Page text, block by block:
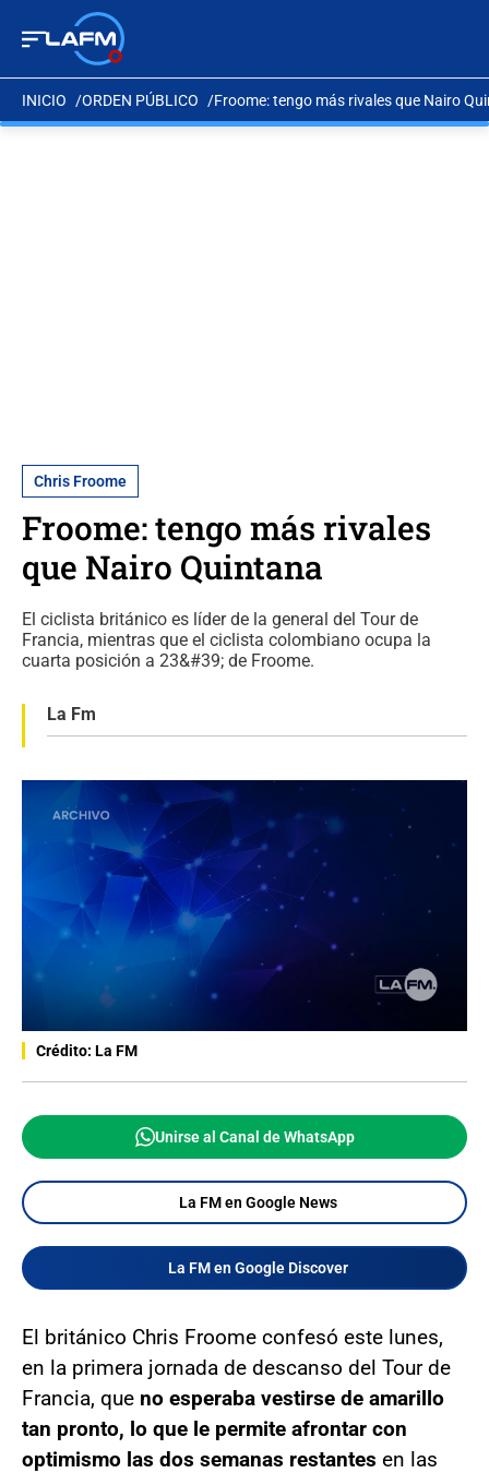
INICIO ORDEN PÚBLICO Froome: tengo más rivales que Nairo
Chris Froome
Froome: tengo más rivales
que Nairo Quintana
El ciclista británico es líder de la general del Tour de
Francia, mientras que el ciclista colombiano ocupa la
cuarta posición a 23&#39; de Froome.
La Fm
Crédito: La FM
Unirse al Canal de WhatsApp
La FM en Google News
La FM en Google Discover
El británico Chris Froome confesó este lunes,
en la primera jornada de descanso del Tour de
Francia, que no esperaba vestirse de amarillo
tan pronto, lo que le permite afrontar con
optimismo las dos semanas restantes en las